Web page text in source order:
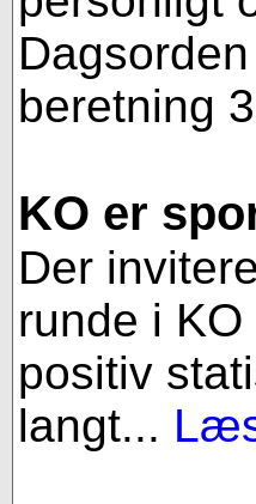
beretning
KO er
Der
runde i
positiv
langt...